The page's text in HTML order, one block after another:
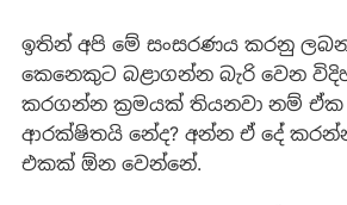
ඉතින් අපි මේ සංසරණය කරනු
කෙනෙකුට බළාගන්න බැරි වෙන
කරගන්න ක්‍රමයක් තියනවා නම් ඒක
ආරක්ෂිතයි නේද? අන්න ඒ දේ
එකක් ඕන වෙන්නේ.